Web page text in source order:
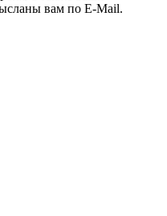
вам по E-Mail.